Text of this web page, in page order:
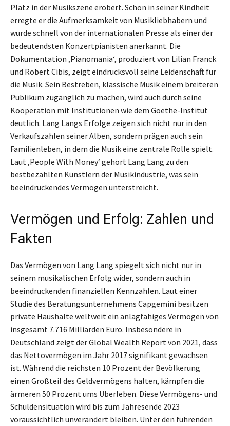
Platz in der Musikszene erobert. Schon in seiner Kindheit
erregte er die Aufmerksamkeit von Musikliebhabern und
wurde schnell von der internationalen Presse als einer der
bedeutendsten Konzertpianisten anerkannt. Die
Dokumentation ‚Pianomania‘, produziert von Lilian Franck
und Robert Cibis, zeigt eindrucksvoll seine Leidenschaft für
die Musik. Sein Bestreben, klassische Musik einem breiteren
Publikum zugänglich zu machen, wird auch durch seine
Kooperation mit Institutionen wie dem Goethe-Institut
deutlich. Lang Langs Erfolge zeigen sich nicht nur in den
Verkaufszahlen seiner Alben, sondern prägen auch sein
Familienleben, in dem die Musik eine zentrale Rolle spielt.
Laut ‚People With Money‘ gehört Lang Lang zu den
bestbezahlten Künstlern der Musikindustrie, was sein
beeindruckendes Vermögen unterstreicht.
Vermögen und Erfolg: Zahlen und
Fakten
Das Vermögen von Lang Lang spiegelt sich nicht nur in
seinem musikalischen Erfolg wider, sondern auch in
beeindruckenden finanziellen Kennzahlen. Laut einer
Studie des Beratungsunternehmens Capgemini besitzen
private Haushalte weltweit ein anlagfähiges Vermögen von
insgesamt 7.716 Milliarden Euro. Insbesondere in
Deutschland zeigt der Global Wealth Report von 2021, dass
das Nettovermögen im Jahr 2017 signifikant gewachsen
ist. Während die reichsten 10 Prozent der Bevölkerung
einen Großteil des Geldvermögens halten, kämpfen die
ärmeren 50 Prozent ums Überleben. Diese Vermögens- und
Schuldensituation wird bis zum Jahresende 2023
voraussichtlich unverändert bleiben. Unter den führenden